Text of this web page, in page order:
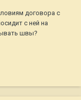
договора с
с ней на
швы?